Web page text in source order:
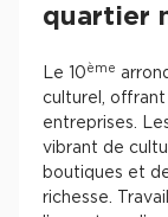
quartier
Le 10 ème
culturel,
entreprises.
vibrant de
boutiques et
richesse.